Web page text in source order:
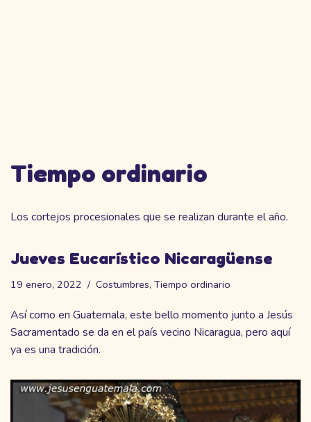
Tiempo ordinario
Los cortejos procesionales que se realizan durante el año.
Jueves Eucarístico Nicaragüense
19 enero, 2022 Costumbres, Tiempo ordinario
Así como en Guatemala, este bello momento junto a Jesús
Sacramentado se da en el país vecino Nicaragua, pero aquí
ya es una tradición.